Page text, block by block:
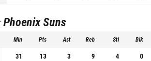
Phoenix Suns
Min Pts Ast Reb Stl Blk
31 13 3 9 4
0